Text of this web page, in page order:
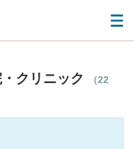
クリニック
（22